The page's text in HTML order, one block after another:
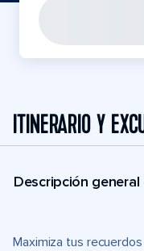
ITINERARIO Y
Descripción general
Maximiza tus